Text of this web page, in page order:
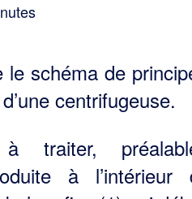
le schéma de
centrifugeuse.
traiter,
à